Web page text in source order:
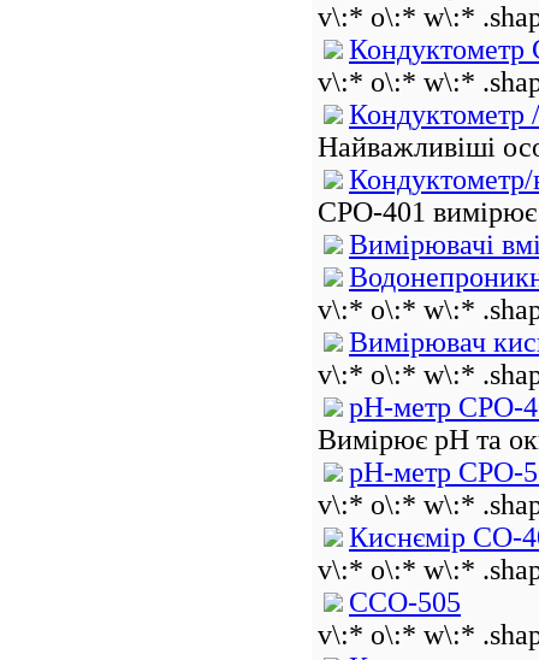
v\:* o\:* w\:*
Кондуктометр
v\:* o\:* w\:*
Кондуктометр
Найважливіші
CPO-401
Вимірювачі
v\:* o\:* w\:*
Вимірювач
v\:* o\:* w\:*
рН-метр CPО-
Вимірює рН та
рН-метр CPО-
v\:* o\:* w\:*
Киснємір CО-
v\:* o\:* w\:*
ССО-505
v\:* o\:* w\:*